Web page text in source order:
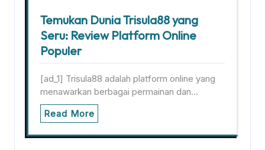
Temukan Dunia Trisula88 yang
Seru: Review Platform Online
Populer
[ad_1] Trisula88 adalah platform online yang
menawarkan berbagai permainan dan…
Read More